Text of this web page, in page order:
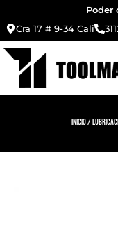
Poder
Cra 17 # 9-34 Cali
Inicio/